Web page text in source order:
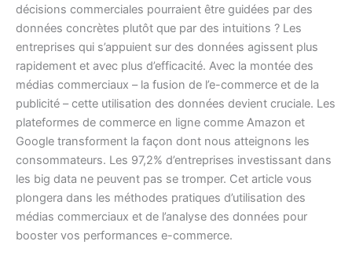
décisions commerciales pourraient être guidées par des
données concrètes plutôt que par des intuitions ? Les
entreprises qui s’appuient sur des données agissent plus
rapidement et avec plus d’efficacité. Avec la montée des
médias commerciaux – la fusion de l’e-commerce et de la
publicité – cette utilisation des données devient cruciale. Les
plateformes de commerce en ligne comme Amazon et
Google transforment la façon dont nous atteignons les
consommateurs. Les 97,2% d’entreprises investissant dans
les big data ne peuvent pas se tromper. Cet article vous
plongera dans les méthodes pratiques d’utilisation des
médias commerciaux et de l’analyse des données pour
booster vos performances e-commerce.